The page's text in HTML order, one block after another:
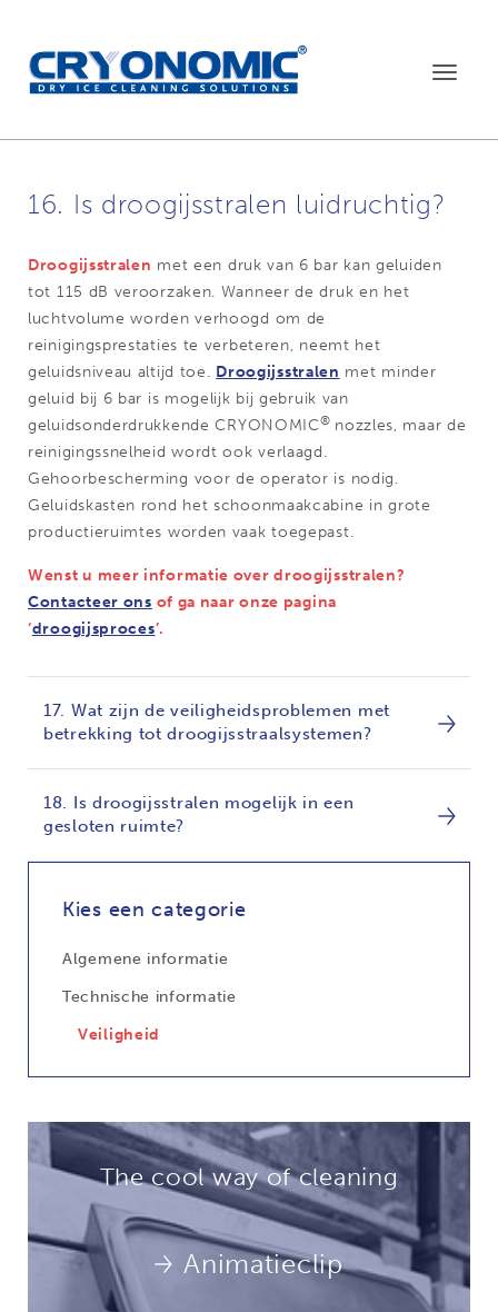
Toggle
16. Is droogijsstralen luidruchtig?
Droogijsstralen met een druk van 6 bar kan geluiden
tot 115 dB veroorzaken. Wanneer de druk en het
luchtvolume worden verhoogd om de
reinigingsprestaties te verbeteren, neemt het
geluidsniveau altijd toe. Droogijsstralen met minder
geluid bij 6 bar is mogelijk bij gebruik van
geluidsonderdrukkendeCRYONOMIC® nozzles, maar de
reinigingssnelheid wordt ook verlaagd.
Gehoorbescherming voor de operator is nodig.
Geluidskasten rond het schoonmaakcabine in grote
productieruimtes worden vaak toegepast.
Wenst u meer informatie over droogijsstralen?
Contacteer ons of ga naar onze pagina
‘droogijsproces’.
17. Wat zijn de veiligheidsproblemen met
betrekking tot droogijsstraalsystemen?
18. Is droogijsstralen mogelijk in een
gesloten ruimte?
Kies een categorie
Algemene informatie
Technische informatie
Veiligheid
The cool way of cleaning
Animatieclip